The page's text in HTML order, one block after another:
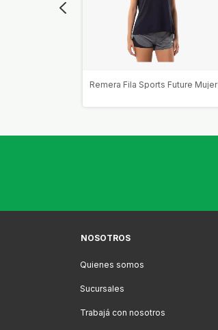
Remera Fila Sports Future Mujer
NOSOTROS
Quienes somos
Sucursales
Trabajá con nosotros